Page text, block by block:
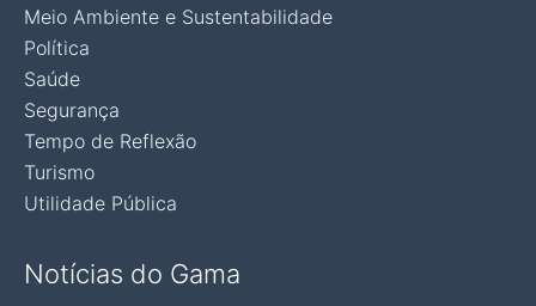
Meio Ambiente e Sustentabilidade
Política
Saúde
Segurança
Tempo de Reflexão
Turismo
Utilidade Pública
Notícias do Gama